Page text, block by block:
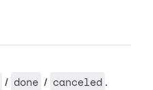
/ done / canceled .